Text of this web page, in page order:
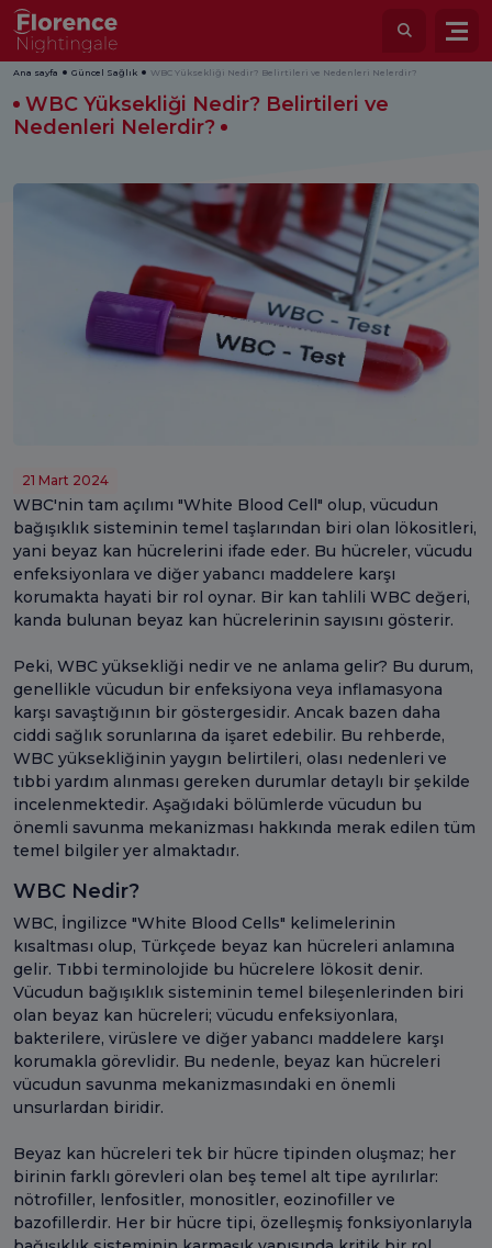
Ana sayfa Güncel Sağlık WBC Yüksekliği Nedir? Belirtileri ve Nedenleri Nelerdir?
WBC Yüksekliği Nedir? Belirtileri ve
Nedenleri Nelerdir?
21 Mart 2024
WBC'nin tam açılımı "White Blood Cell" olup, vücudun
bağışıklık sisteminin temel taşlarından biri olan lökositleri,
yani beyaz kan hücrelerini ifade eder. Bu hücreler, vücudu
enfeksiyonlara ve diğer yabancı maddelere karşı
korumakta hayati bir rol oynar. Bir kan tahlili WBC değeri,
kanda bulunan beyaz kan hücrelerinin sayısını gösterir.
Peki, WBC yüksekliği nedir ve ne anlama gelir? Bu durum,
genellikle vücudun bir enfeksiyona veya inflamasyona
karşı savaştığının bir göstergesidir. Ancak bazen daha
ciddi sağlık sorunlarına da işaret edebilir. Bu rehberde,
WBC yüksekliğinin yaygın belirtileri, olası nedenleri ve
tıbbi yardım alınması gereken durumlar detaylı bir şekilde
incelenmektedir. Aşağıdaki bölümlerde vücudun bu
önemli savunma mekanizması hakkında merak edilen tüm
temel bilgiler yer almaktadır.
WBC Nedir?
WBC, İngilizce "White Blood Cells" kelimelerinin
kısaltması olup, Türkçede beyaz kan hücreleri anlamına
gelir. Tıbbi terminolojide bu hücrelere lökosit denir.
Vücudun bağışıklık sisteminin temel bileşenlerinden biri
olan beyaz kan hücreleri; vücudu enfeksiyonlara,
bakterilere, virüslere ve diğer yabancı maddelere karşı
korumakla görevlidir. Bu nedenle, beyaz kan hücreleri
vücudun savunma mekanizmasındaki en önemli
unsurlardan biridir.
Beyaz kan hücreleri tek bir hücre tipinden oluşmaz; her
birinin farklı görevleri olan beş temel alt tipe ayrılırlar:
nötrofiller, lenfositler, monositler, eozinofiller ve
bazofillerdir. Her bir hücre tipi, özelleşmiş fonksiyonlarıyla